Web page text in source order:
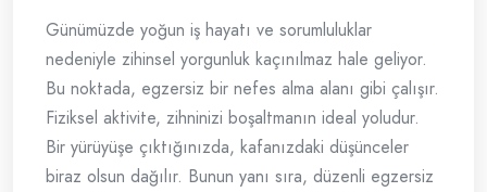
Günümüzde yoğun iş hayatı ve sorumluluklar
nedeniyle zihinsel yorgunluk kaçınılmaz hale geliyor.
Bu noktada, egzersiz bir nefes alma alanı gibi çalışır.
Fiziksel aktivite, zihninizi boşaltmanın ideal yoludur.
Bir yürüyüşe çıktığınızda, kafanızdaki düşünceler
biraz olsun dağılır. Bunun yanı sıra, düzenli egzersiz